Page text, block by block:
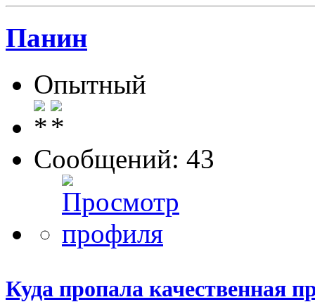
Панин
Опытный
Сообщений: 43
Куда пропала качественная